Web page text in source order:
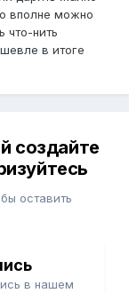
вполне можно
что-нить
в итоге
создайте
оставить
в нашем